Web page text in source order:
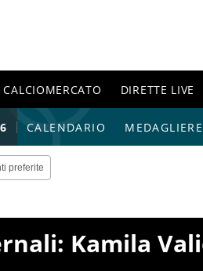
CALCIOMERCATO DIRETTE LIVE
CALENDARIO MEDAGLIERE
preferite
Kamila